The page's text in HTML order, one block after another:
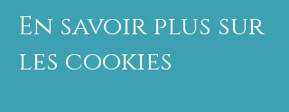
En savoir plus sur
les cookies